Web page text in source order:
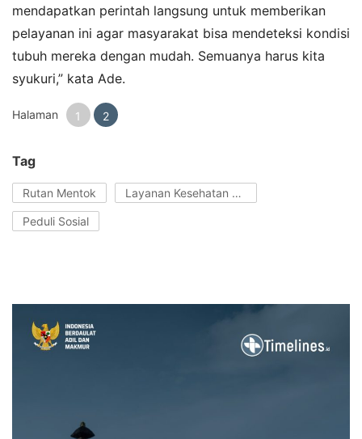
mendapatkan perintah langsung untuk memberikan
pelayanan ini agar masyarakat bisa mendeteksi kondisi
tubuh mereka dengan mudah. Semuanya harus kita
syukuri,” kata Ade.
Halaman 1 2
Tag
Rutan Mentok Layanan Kesehatan Gratis
Peduli Sosial